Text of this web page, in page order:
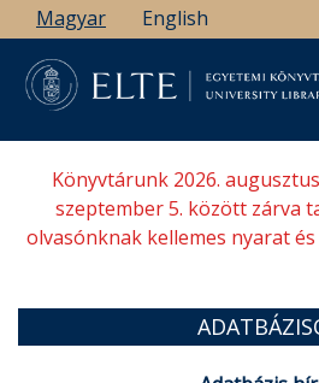
Ugrás
a
tartalomra
Magyar English
Könyvtárunk 2026.
szeptember 5. között zárva
olvasónknak kellemes nyarat